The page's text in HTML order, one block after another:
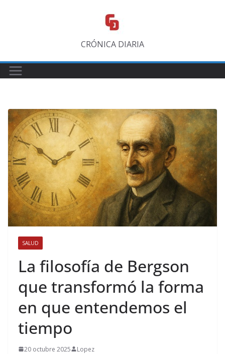
CRÓNICA DIARIA
SALUD
La filosofía de Bergson
que transformó la forma
en que entendemos el
tiempo
20 octubre 2025 Lopez